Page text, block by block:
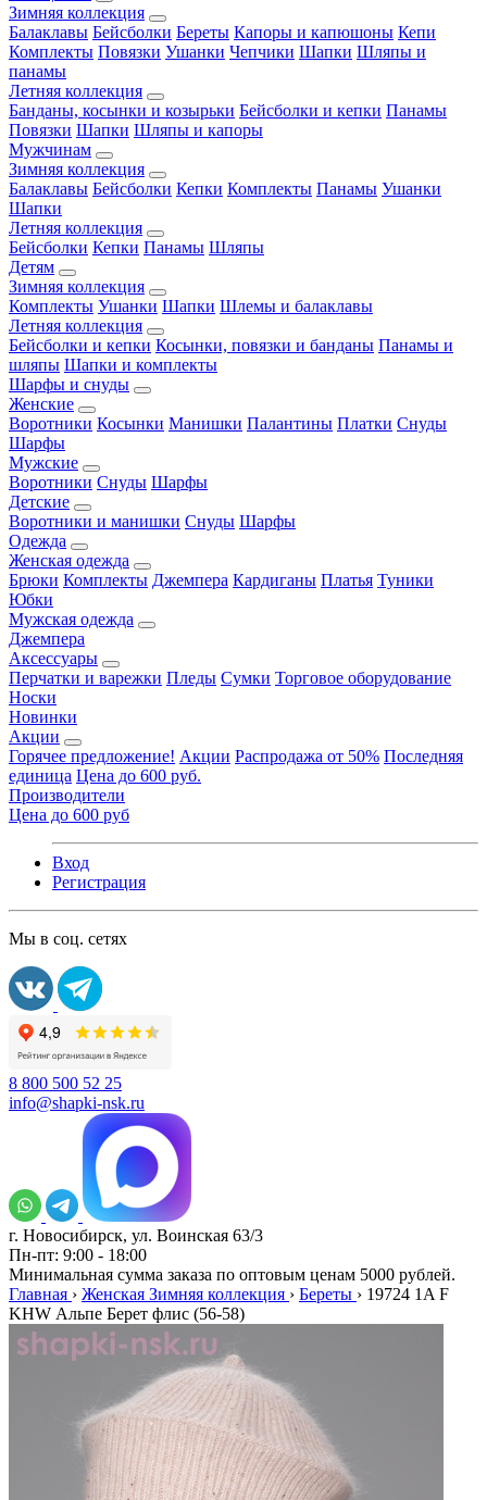
Зимняя коллекция
Балаклавы Бейсболки Береты Капоры и капюшоны Кепи
Комплекты Повязки Ушанки Чепчики Шапки Шляпы и
панамы
Летняя коллекция
Банданы, косынки и козырьки Бейсболки и кепки Панамы
Повязки Шапки Шляпы и капоры
Мужчинам
Зимняя коллекция
Балаклавы Бейсболки Кепки Комплекты Панамы Ушанки
Шапки
Летняя коллекция
Бейсболки Кепки Панамы Шляпы
Детям
Зимняя коллекция
Комплекты Ушанки Шапки Шлемы и балаклавы
Летняя коллекция
Бейсболки и кепки Косынки, повязки и банданы Панамы и
шляпы Шапки и комплекты
Шарфы и снуды
Женские
Воротники Косынки Манишки Палантины Платки Снуды
Шарфы
Мужские
Воротники Снуды Шарфы
Детские
Воротники и манишки Снуды Шарфы
Одежда
Женская одежда
Брюки Комплекты Джемпера Кардиганы Платья Туники
Юбки
Мужская одежда
Джемпера
Аксессуары
Перчатки и варежки Пледы Сумки Торговое оборудование
Носки
Новинки
Акции
Горячее предложение! Акции Распродажа от 50% Последняя
единица Цена до 600 руб.
Производители
Цена до 600 руб
Вход
Регистрация
Мы в соц. сетях
8 800 500 52 25
info@shapki-nsk.ru
г. Новосибирск, ул. Воинская 63/3
Пн-пт: 9:00 - 18:00
Минимальная сумма заказа по оптовым ценам 5000 рублей.
Главная › Женская Зимняя коллекция › Береты › 19724 1A F
KHW Альпе Берет флис (56-58)